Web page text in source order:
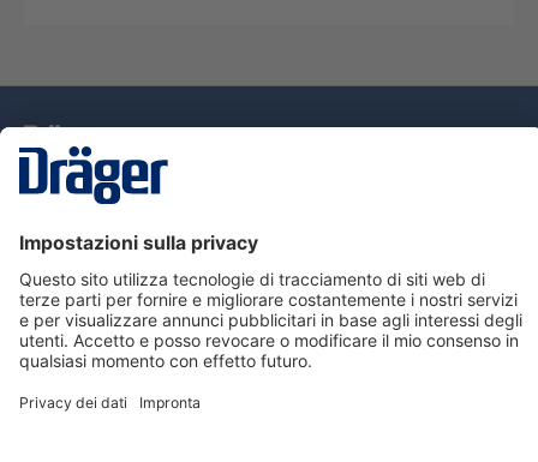
Assistenza
Informazioni su Dräger
Informazioni